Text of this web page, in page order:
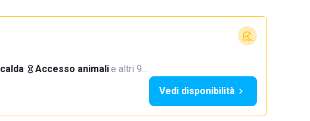
· Accesso animali·e altri 9…
Vedi disponibilità